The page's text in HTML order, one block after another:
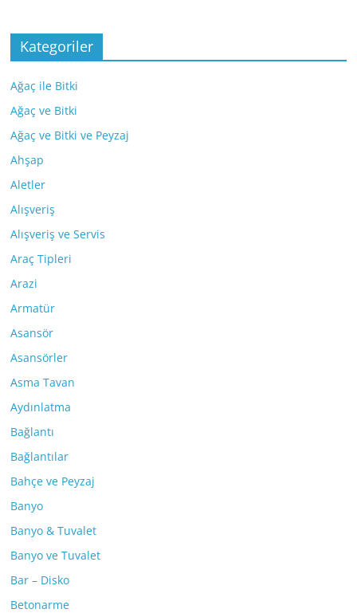
Kategoriler
Ağaç ile Bitki
Ağaç ve Bitki
Ağaç ve Bitki ve Peyzaj
Ahşap
Aletler
Alışveriş
Alışveriş ve Servis
Araç Tipleri
Arazi
Armatür
Asansör
Asansörler
Asma Tavan
Aydınlatma
Bağlantı
Bağlantılar
Bahçe ve Peyzaj
Banyo
Banyo & Tuvalet
Banyo ve Tuvalet
Bar – Disko
Betonarme